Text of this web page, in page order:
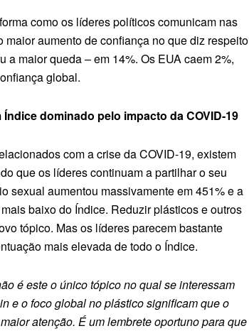
como os líderes políticos comunicam nas
aumento de confiança no que diz respeito
a maior queda – em 14%. Os EUA caem 2%,
global.
dominado pelo impacto da COVID-19
com a crise da COVID-19, existem
que os líderes continuam a partilhar o seu
sexual aumentou massivamente em 451% e a
baixo do Índice. Reduzir plásticos e outros
tópico. Mas os líderes parecem bastante
mais elevada de todo o Índice.
é este o único tópico no qual se interessam
e o foco global no plástico significam que o
atenção. É um lembrete oportuno para que